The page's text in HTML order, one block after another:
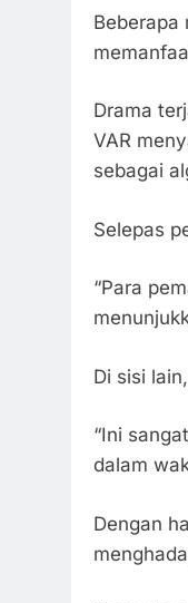
Beberapa
Drama
VAR
sebagai
Selepas
“Para
Di sisi
“Ini
dalam
Dengan